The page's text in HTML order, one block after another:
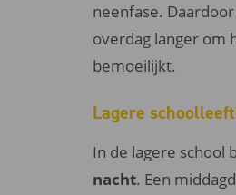
neenfase.
overdag langer om
bemoeilijkt.
Lagere
In de lagere school
nacht. Een